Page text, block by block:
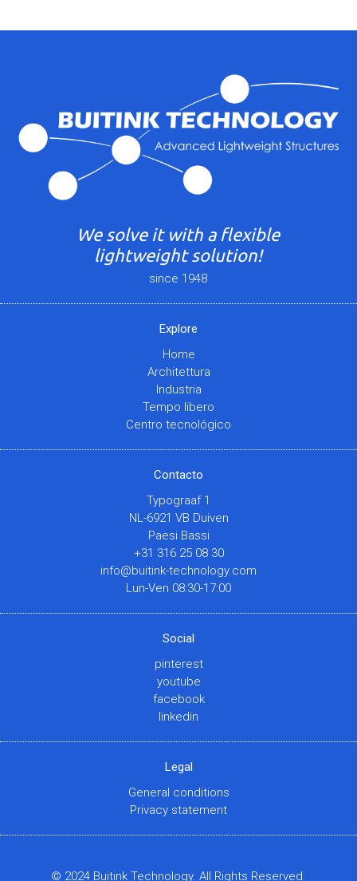
We solve it with a flexible
lightweight solution!
since 1948
Explore
Home
Architettura
Industria
Tempo libero
Centro tecnológico
Contacto
Typograaf 1
NL-6921 VB Duiven
Paesi Bassi
+31 316 25 08 30
info@buitink-technology.com
Lun-Ven 08:30-17:00
Social
pinterest
youtube
facebook
linkedin
Legal
General conditions
Privacy statement
© 2024 Buitink Technology. All Rights Reserved.